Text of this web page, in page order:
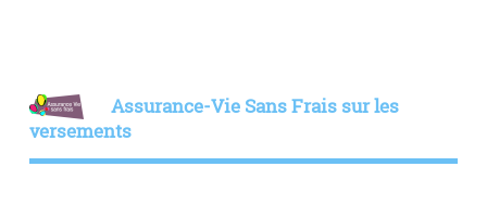
Assurance-Vie Sans Frais sur les
versements